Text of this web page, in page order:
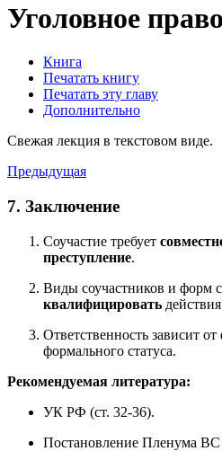
Уголовное право
Книга
Печатать книгу
Печатать эту главу
Дополнительно
Свежая лекция в текстовом виде.
Предыдущая
7. Заключение
Соучастие требует
преступление.
Виды соучастников и форм
квалифицировать
Ответственность зависит от
формального статуса.
Рекомендуемая литература:
УК РФ (ст. 32-36).
Постановление Пленума